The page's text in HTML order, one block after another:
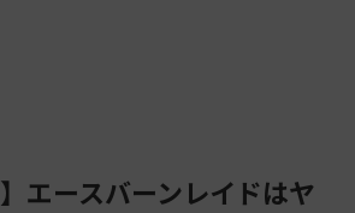
】エースバーンレイドはヤ